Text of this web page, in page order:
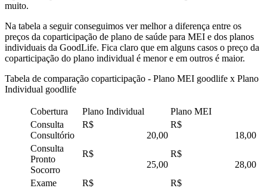
muito.
Na tabela a seguir conseguimos ver melhor a diferença entre os
preços da coparticipação de plano de saúde para MEI e dos planos
individuais da GoodLife. Fica claro que em alguns casos o preço da
coparticipação do plano individual é menor e em outros é maior.
Tabela de comparação coparticipação - Plano MEI goodlife x Plano
Individual goodlife
Cobertura Plano Individual
Plano MEI
Consulta
Consultório
R$
20,00
R$
18,00
Consulta
Pronto
Socorro
R$
25,00
R$
28,00
Exame
R$
R$